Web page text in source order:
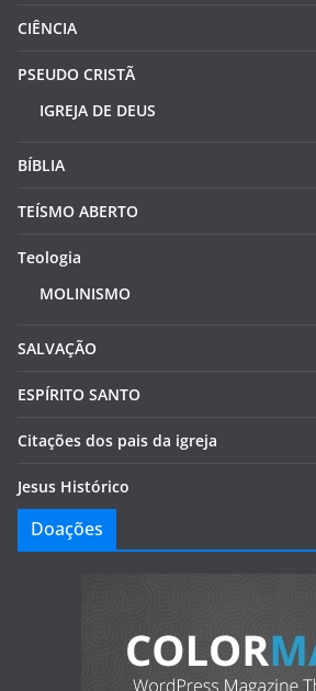
CIÊNCIA
PSEUDO CRISTÃ
IGREJA DE DEUS
BÍBLIA
TEÍSMO ABERTO
Teologia
MOLINISMO
SALVAÇÃO
ESPÍRITO SANTO
Citações dos pais da igreja
Jesus Histórico
Doações